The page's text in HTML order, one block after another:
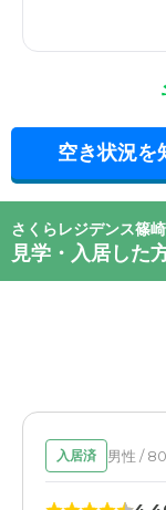
空き状況を
さくらレジデンス篠
見学・入居した
入居済 男性 /